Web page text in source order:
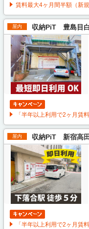
賃料最大4ヶ月間半額（新
屋内 収納PiT 豊島目
「半年以上利用で2ヶ月賃
屋内 収納PiT 新宿高
「半年以上利用で2ヶ月賃